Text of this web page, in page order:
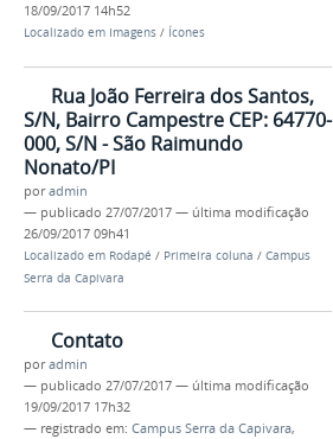
18/09/2017 14h52
Localizado em Imagens / Ícones
Rua João Ferreira dos Santos,
S/N, Bairro Campestre CEP: 64770-
000, S/N - São Raimundo
Nonato/PI
poradmin
— publicado 27/07/2017 — última modificação
26/09/2017 09h41
Localizado em Rodapé / Primeira coluna / Campus
Serra da Capivara
Contato
poradmin
— publicado 27/07/2017 — última modificação
19/09/2017 17h32
— registrado em: Campus Serra da Capivara,